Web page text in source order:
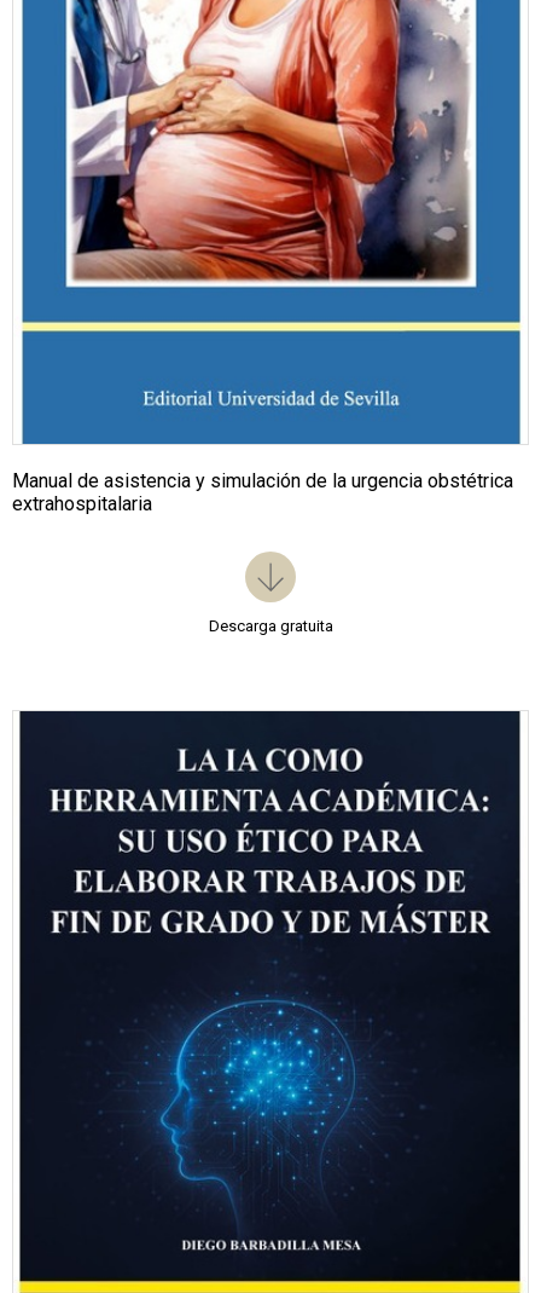
Manual de asistencia y simulación de la urgencia obstétrica
extrahospitalaria
Descarga gratuita